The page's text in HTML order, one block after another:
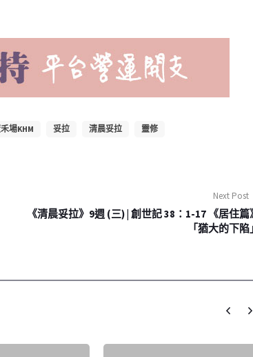
場KHM 妥拉 清晨妥拉 靈修
Next Post
《清晨妥拉》9週 (三) | 創世記 38：1-17 《居住篇
「猶大的下陷」